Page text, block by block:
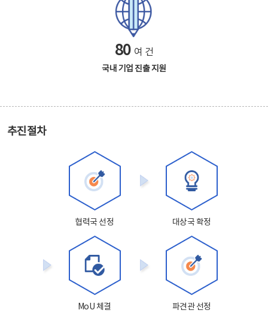
국내 기업 진출 지원
80 여 건
추진절차
협력국 선정 대상국 확정
MoU 체결 파견관 선정